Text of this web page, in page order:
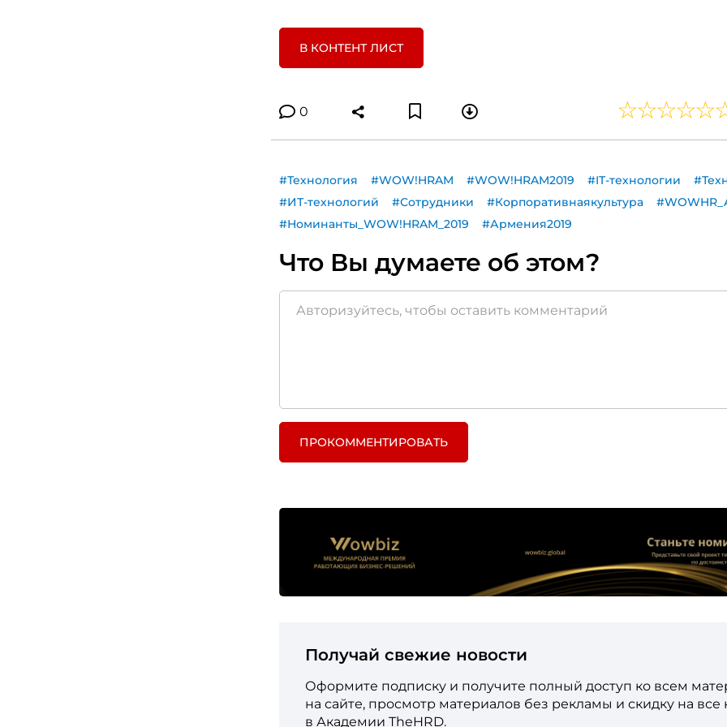
В КОНТЕНТ ЛИСТ
0
#Технология #WOW!HRAM #WOW!HRAM2019 #IT-технологии
#ИТ-технологий
#Сотрудники #Корпоративнаякультура
#Номинанты_WOW!HRAM_2019
#Армения2019
Что Вы думаете об этом?
ПРОКОММЕНТИРОВАТЬ
Получай свежие новости
Оформите подписку и получите полный доступ ко всем
на сайте, просмотр материалов без рекламы и скидку на все
в Академии TheHRD.